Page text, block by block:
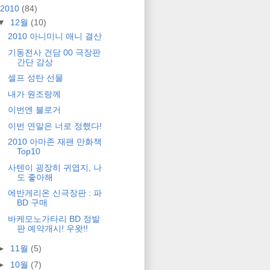
2010 (84)
12월 (10)
2010 아니미니 애니 결산
기동전사 건담 00 극장판
간단 감상
셀프 성탄 선물
내가 원조랑께
이번엔 블로거
이번 연말은 너로 정했다!
2010 아마존 재팬 만화책
Top10
사텐이 굉장히 귀엽지, 나
도 좋아해
에반게리온 신극장판 : 파
BD 구매
바케모노가타리 BD 정발
판 예약개시! 우왓!!
11월 (5)
10월 (7)